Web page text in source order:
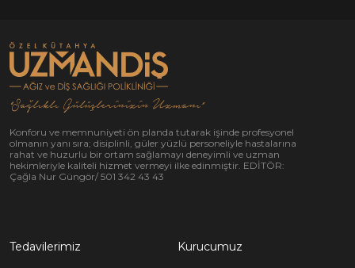
“Sağlıklı Gülüşlerinizin Uzmanı”
Konforu ve memnuniyeti ön planda tutarak işinde profesyonel
olmanın yanı sıra; disiplinli, güler yüzlü personeliyle hastalarına
rahat ve huzurlu bir ortam sağlamayı deneyimli ve uzman
hekimleriyle kaliteli hizmet vermeyi ilke edinmiştir. EDİTÖR:
Çağla Nur Güngör/ 501 342 43 43
Tedavilerimiz Kurucumuz